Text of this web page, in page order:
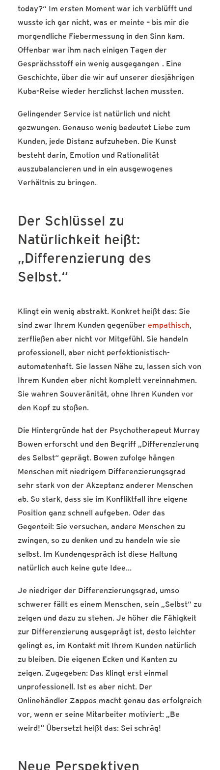
today?“ Im ersten Moment war ich verblüfft und
wusste ich gar nicht, was er meinte – bis mir die
morgendliche Fiebermessung in den Sinn kam.
Offenbar war ihm nach einigen Tagen der
Gesprächsstoff ein wenig ausgegangen . Eine
Geschichte, über die wir auf unserer diesjährigen
Kuba-Reise wieder herzlichst lachen mussten.
Gelingender Service ist natürlich und nicht
gezwungen. Genauso wenig bedeutet Liebe zum
Kunden, jede Distanz aufzuheben. Die Kunst
besteht darin, Emotion und Rationalität
auszubalancieren und in ein ausgewogenes
Verhältnis zu bringen.
Der Schlüssel zu
Natürlichkeit heißt:
„Differenzierung des
Selbst.“
Klingt ein wenig abstrakt. Konkret heißt das: Sie
sind zwar Ihrem Kunden gegenüber empathisch,
zerfließen aber nicht vor Mitgefühl. Sie handeln
professionell, aber nicht perfektionistisch-
automatenhaft. Sie lassen Nähe zu, lassen sich von
Ihrem Kunden aber nicht komplett vereinnahmen.
Sie wahren Souveränität, ohne Ihren Kunden vor
den Kopf zu stoßen.
Die Hintergründe hat der Psychotherapeut Murray
Bowen erforscht und den Begriff „Differenzierung
des Selbst“ geprägt. Bowen zufolge hängen
Menschen mit niedrigem Differenzierungsgrad
sehr stark von der Akzeptanz anderer Menschen
ab. So stark, dass sie im Konfliktfall ihre eigene
Position ganz schnell aufgeben. Oder das
Gegenteil: Sie versuchen, andere Menschen zu
zwingen, so zu denken und zu handeln wie sie
selbst. Im Kundengespräch ist diese Haltung
natürlich auch keine gute Idee…
Je niedriger der Differenzierungsgrad, umso
schwerer fällt es einem Menschen, sein „Selbst“ zu
zeigen und dazu zu stehen. Je höher die Fähigkeit
zur Differenzierung ausgeprägt ist, desto leichter
gelingt es, im Kontakt mit Ihrem Kunden natürlich
zu bleiben. Die eigenen Ecken und Kanten zu
zeigen. Zugegeben: Das klingt erst einmal
unprofessionell. Ist es aber nicht. Der
Onlinehändler Zappos macht genau das erfolgreich
vor, wenn er seine Mitarbeiter motiviert: „Be
weird!“ Übersetzt heißt das: Sei schräg!